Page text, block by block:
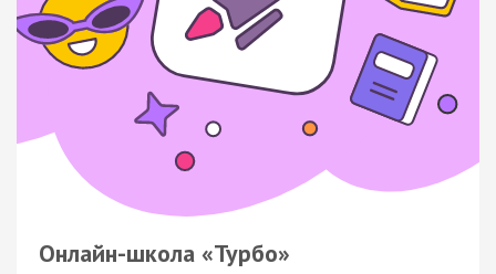
Онлайн-школа «Турбо»